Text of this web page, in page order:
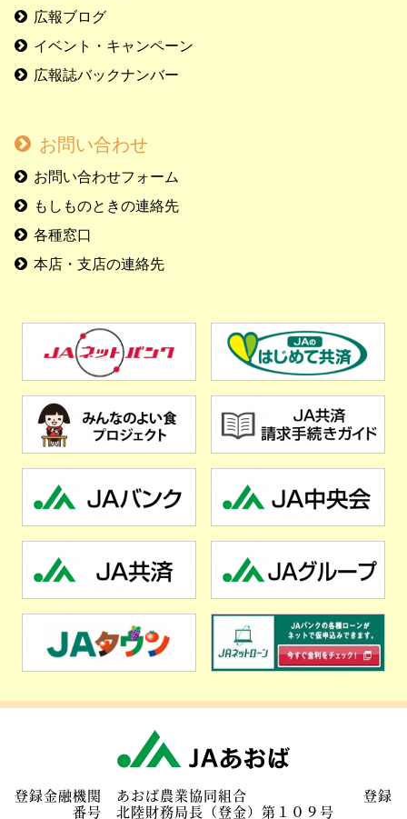
広報ブログ
イベント・キャンペーン
広報誌バックナンバー
お問い合わせ
お問い合わせフォーム
もしものときの連絡先
各種窓口
本店・支店の連絡先
登録金融機関 あおば農業協同組合 登録
番号 北陸財務局長（登金）第１０９号